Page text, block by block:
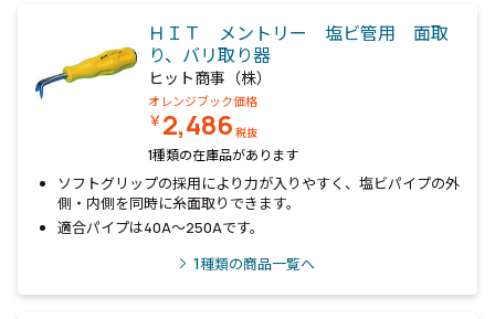
ＨＩＴ メントリー 塩ビ管用 面取
り、バリ取り器
ヒット商事（株）
オレンジブック価格
￥2,486 税抜
1種類の在庫品があります
ソフトグリップの採用により力が入りやすく、塩ビパイプの外
側・内側を同時に糸面取りできます。
適合パイプは40A～250Aです。
1種類の商品一覧へ